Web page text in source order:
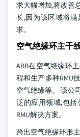
求大幅增加,将改善
长,因为该区域将
求。
空气绝缘环主干
ABB在空气绝缘环
程和生产多种RMU
空气绝缘等。 该公
泛的应用领域,包括
RMU解决方案。
跨出空气绝缘环形